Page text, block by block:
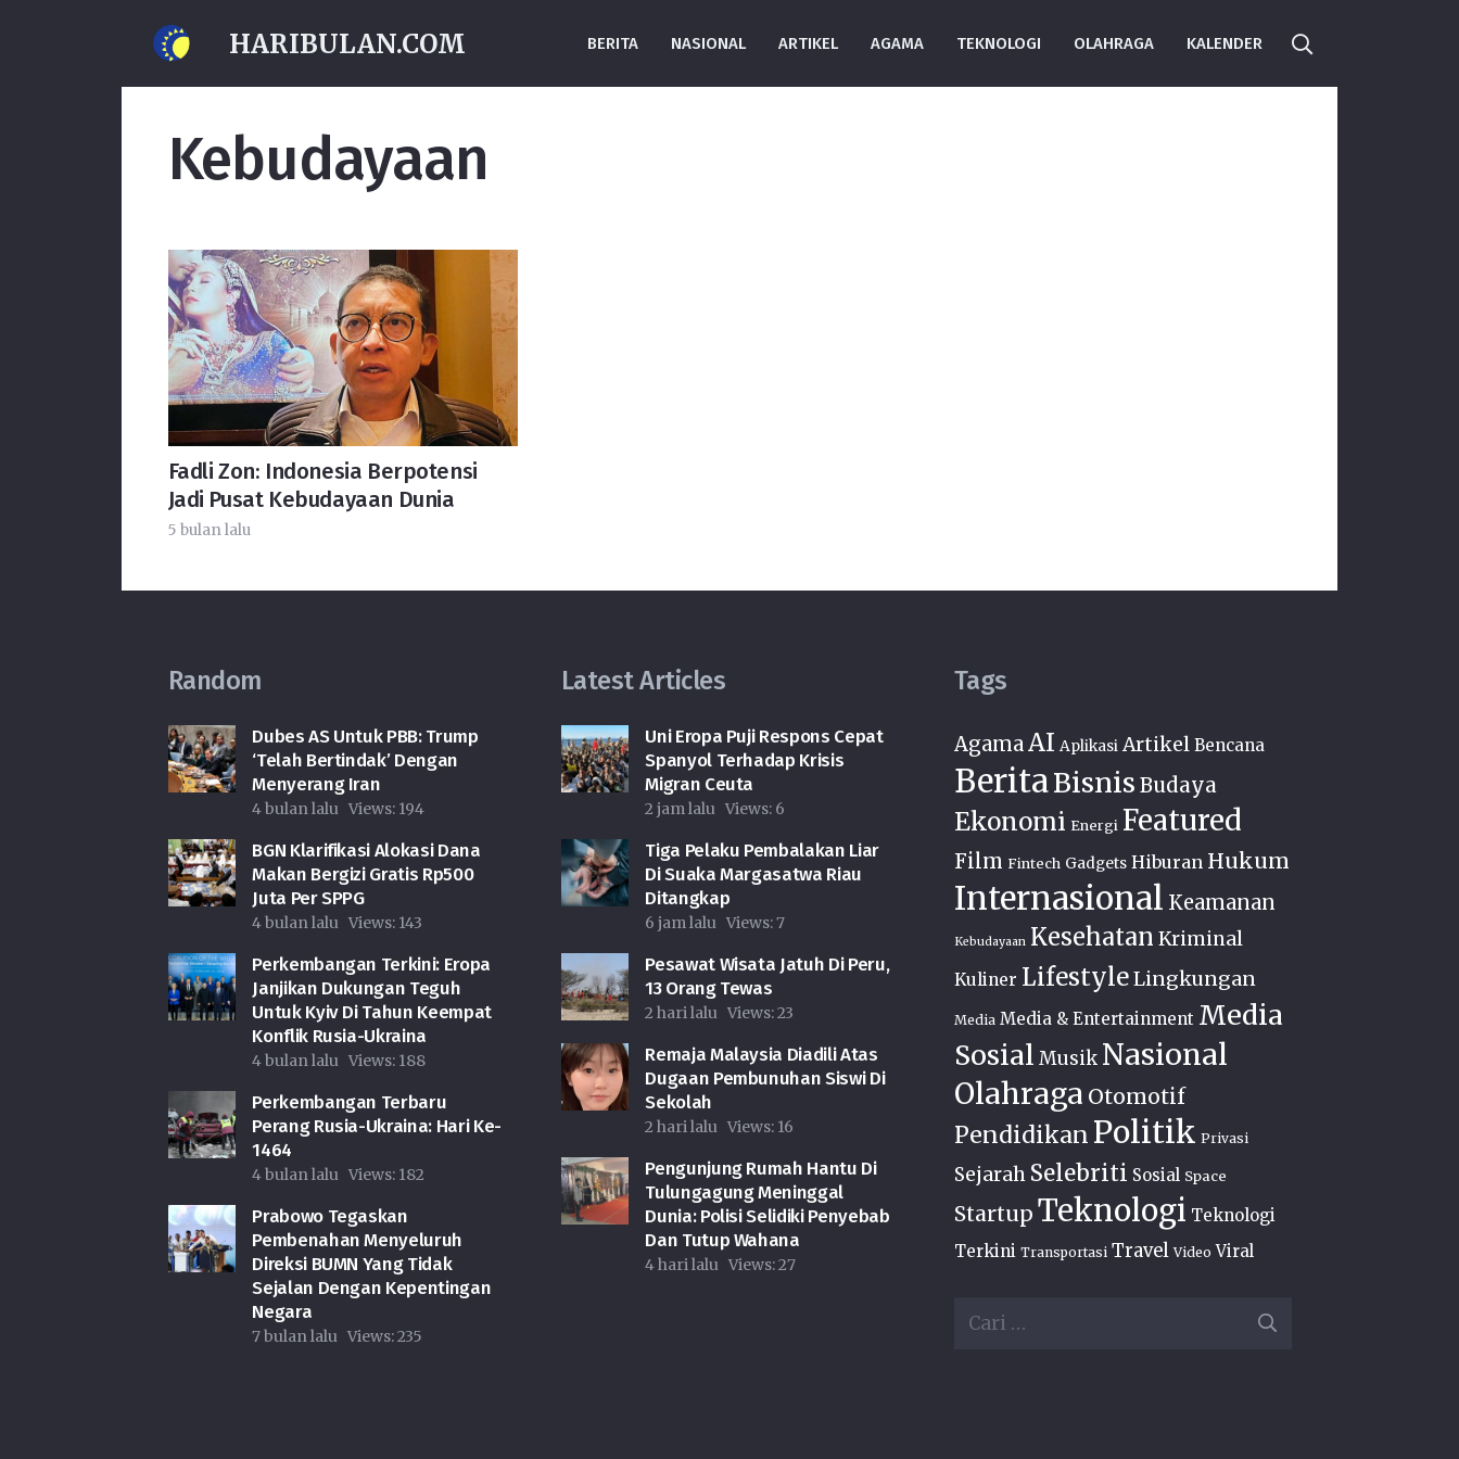
HARIBULAN.COM BERITA NASIONAL ARTIKEL AGAMA TEKNOLOGI OLAHRAGA KALENDER
Kebudayaan
Fadli Zon: Indonesia Berpotensi
Jadi Pusat Kebudayaan Dunia
5 bulan lalu
Random
Dubes AS Untuk PBB: Trump
‘Telah Bertindak’ Dengan
Menyerang Iran
4 bulan lalu Views: 194
BGN Klarifikasi Alokasi Dana
Makan Bergizi Gratis Rp500
Juta Per SPPG
4 bulan lalu Views: 143
Perkembangan Terkini: Eropa
Janjikan Dukungan Teguh
Untuk Kyiv Di Tahun Keempat
Konflik Rusia-Ukraina
4 bulan lalu Views: 188
Perkembangan Terbaru
Perang Rusia-Ukraina: Hari Ke-
1464
4 bulan lalu Views: 182
Prabowo Tegaskan
Pembenahan Menyeluruh
Direksi BUMN Yang Tidak
Sejalan Dengan Kepentingan
Negara
7 bulan lalu Views:235
Latest Articles
Uni Eropa Puji Respons Cepat
Spanyol Terhadap Krisis
Migran Ceuta
2 jam lalu Views: 6
Tiga Pelaku Pembalakan Liar
Di Suaka Margasatwa Riau
Ditangkap
6 jam lalu Views:7
Pesawat Wisata Jatuh Di Peru,
13 Orang Tewas
2 hari lalu Views:23
Remaja Malaysia Diadili Atas
Dugaan Pembunuhan Siswi Di
Sekolah
2 hari lalu Views: 16
Pengunjung Rumah Hantu Di
Tulungagung Meninggal
Dunia: Polisi Selidiki Penyebab
Dan Tutup Wahana
4 hari lalu Views:27
Tags
AgamaAI Aplikasi Artikel Bencana
BeritaBisnis Budaya
Ekonomi Energi Featured
Film Fintech Gadgets Hiburan Hukum
Internasional Keamanan
Kebudayaan Kesehatan Kriminal
Kuliner LifestyleLingkungan
Media Media & Entertainment Media
Sosial Musik Nasional
Olahraga Otomotif
Pendidikan Politik Privasi
Sejarah Selebriti Sosial Space
Startup Teknologi Teknologi
Terkini Transportasi Travel Video Viral
Cari